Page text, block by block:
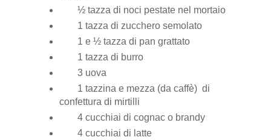
½ tazza di noci pestate nel mortaio
1 tazza di zucchero semolato
1 e ½ tazza di pan grattato
1 tazza di burro
3 uova
1 tazzina e mezza (da caffè) di
confettura di mirtilli
4 cucchiai di cognac o brandy
4 cucchiai di latte